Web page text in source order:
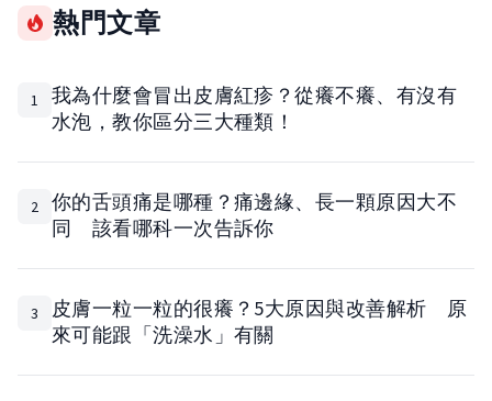
熱門文章
1
我為什麼會冒出皮膚紅疹？從癢不癢、有沒有
水泡，教你區分三大種類！
2
你的舌頭痛是哪種？痛邊緣、長一顆原因大不
同 該看哪科一次告訴你
3
皮膚一粒一粒的很癢？5大原因與改善解析 原
來可能跟「洗澡水」有關